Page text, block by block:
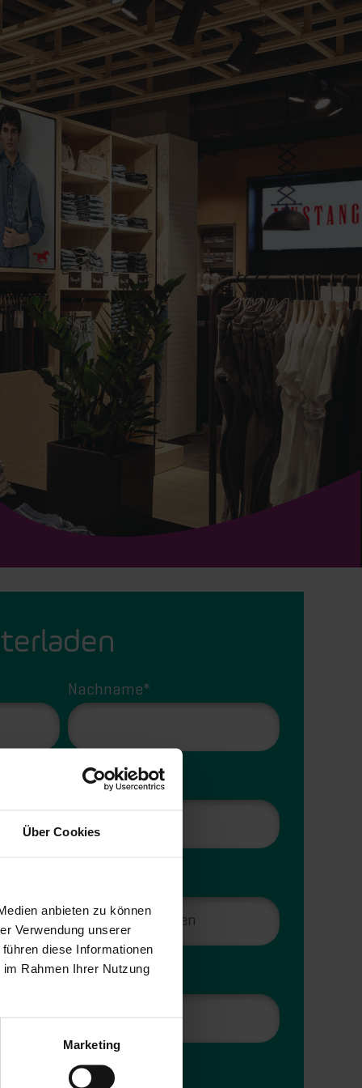
Über Cookies
anbieten zu können
Verwendung unserer
diese Informationen
Rahmen Ihrer Nutzung
Marketing
Nachname*